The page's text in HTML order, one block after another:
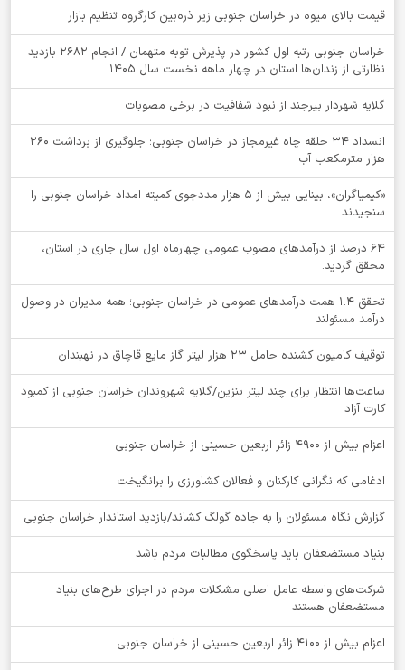
قیمت بالای میوه در خراسان جنوبی زیر ذره‌بین کارگروه تنظیم بازار
خراسان جنوبی رتبه اول کشور در پذیرش توبه متهمان / انجام ۲۶۸۲ بازدید
نظارتی از زندان‌ها استان در چهار ماهه نخست سال 1405
گلایه شهردار بیرجند از نبود شفافیت در برخی مصوبات
انسداد ۳۴ حلقه چاه غیرمجاز در خراسان جنوبی؛ جلوگیری از برداشت ۲۶۰
هزار مترمکعب آب
«کیمیاگران»، بینایی بیش از ۵ هزار مددجوی کمیته امداد خراسان جنوبی را
سنجیدند
64 درصد از درآمدهای مصوب عمومی چهارماه اول سال جاری در استان،
محقق گردید.
تحقق ۱.۴ همت درآمدهای عمومی در خراسان جنوبی؛ همه مدیران در وصول
درآمد مسئولند
توقيف کامیون کشنده حامل 23 هزار لیتر گاز مایع قاچاق در نهبندان
ساعت‌ها انتظار برای چند لیتر بنزین/گلایه شهروندان خراسان جنوبی از کمبود
کارت آزاد
اعزام بیش از 4900 زائر اربعین حسینی از خراسان جنوبی
ادغامی که نگرانی کارکنان و فعالان کشاورزی را برانگیخت
گزارش نگاه مسئولان را به جاده گولگ کشاند/بازدید استاندار خراسان جنوبی
بنیاد مستضعفان باید پاسخگوی مطالبات مردم باشد
شرکت‌های واسطه عامل اصلی مشکلات مردم در اجرای طرح‌های بنیاد
مستضعفان هستند
اعزام بیش از 4100 زائر اربعین حسینی از خراسان جنوبی